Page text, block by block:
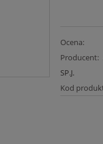
Ocena:
Producent:
SP.J.
Kod